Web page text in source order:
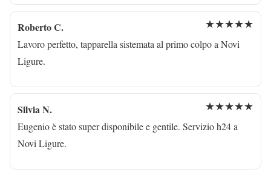
Roberto C. ★★★★★
Lavoro perfetto, tapparella sistemata al primo colpo a Novi
Ligure.
Silvia N. ★★★★★
Eugenio è stato super disponibile e gentile. Servizio h24 a
Novi Ligure.